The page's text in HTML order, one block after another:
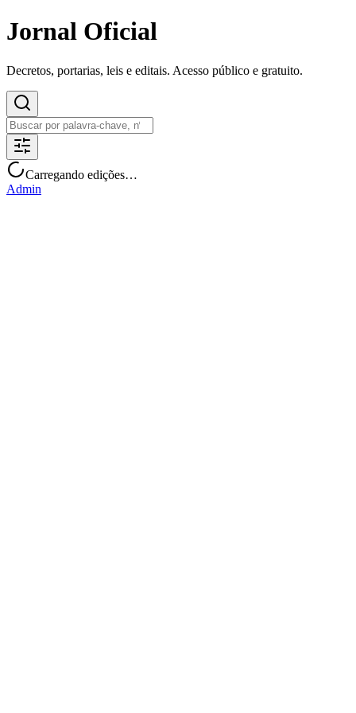
Jornal Oficial
Decretos, portarias, leis e editais. Acesso público e gratuito.
Carregando edições…
Admin